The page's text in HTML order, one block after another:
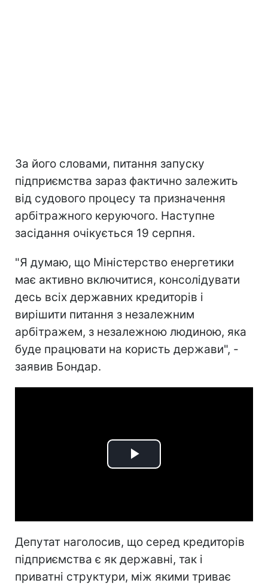
За його словами, питання запуску
підприємства зараз фактично залежить
від судового процесу та призначення
арбітражного керуючого. Наступне
засідання очікується 19 серпня.
"Я думаю, що Міністерство енергетики
має активно включитися, консолідувати
десь всіх державних кредиторів і
вирішити питання з незалежним
арбітражем, з незалежною людиною, яка
буде працювати на користь держави", -
заявив Бондар.
Play
Депутат наголосив, що серед кредиторів
підприємства є як державні, так і
приватні структури, між якими триває